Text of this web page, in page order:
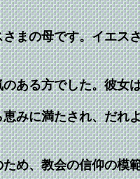
まの母です。イエス
ある方でした。彼女
みに満たされ、だれ
め、教会の信仰の模